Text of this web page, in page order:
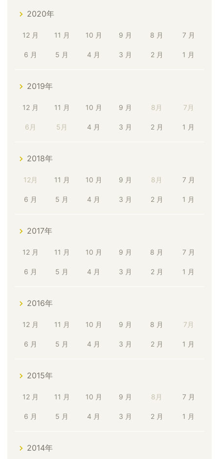
2020年
12 月 11 月 10 月 9 月 8 月 7 月
6 月 5 月 4 月 3 月 2 月 1 月
2019年
12 月 11 月 10 月 9 月 8月 7月
6月 5月 4 月 3 月 2 月 1 月
2018年
12月 11 月 10 月 9 月 8月 7 月
6 月 5 月 4 月 3 月 2 月 1 月
2017年
12 月 11 月 10 月 9 月 8 月 7 月
6 月 5 月 4 月 3 月 2 月 1 月
2016年
12 月 11 月 10 月 9 月 8 月 7月
6 月 5 月 4 月 3 月 2 月 1 月
2015年
12 月 11 月 10 月 9 月 8月 7 月
6 月 5 月 4 月 3 月 2 月 1 月
2014年